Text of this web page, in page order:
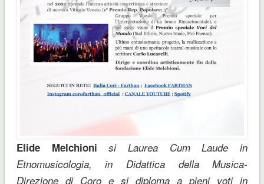
Elide Melchioni
si Laurea Cum Laude in
Etnomusicologia, in Didattica della Musica-
Direzione di Coro e si diploma a pieni voti in